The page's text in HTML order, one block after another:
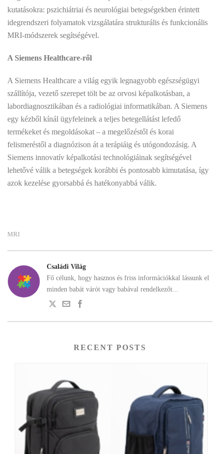
kutatásokra: pszichiátriai és neurológiai betegségekben érintett
idegrendszeri folyamatok vizsgálatára strukturális és funkcionális
MRI-módszerek segítségével.
A Siemens Healthcare-ről
A Siemens Healthcare a világ egyik legnagyobb egészségügyi
szállítója, vezető szerepet tölt be az orvosi képalkotásban, a
labordiagnosztikában és a radiológiai informatikában. A Siemens
egy kézből kínál ügyfeleinek a teljes betegellátást lefedő
termékeket és megoldásokat – a megelőzéstől és korai
felismeréstől a diagnózison át a terápiáig és utógondozásig. A
Siemens innovatív képalkotási technológiáinak segítségével
lehetővé válik a betegségek korábbi és pontosabb kimutatása, így
azok kezelése gyorsabbá és hatékonyabbá válik.
MRI
Családi Világ
Fő célunk, hogy hasznos és friss információkkal lássunk el
minden babát várót vagy babával rendelkezőt...
RECENT POSTS